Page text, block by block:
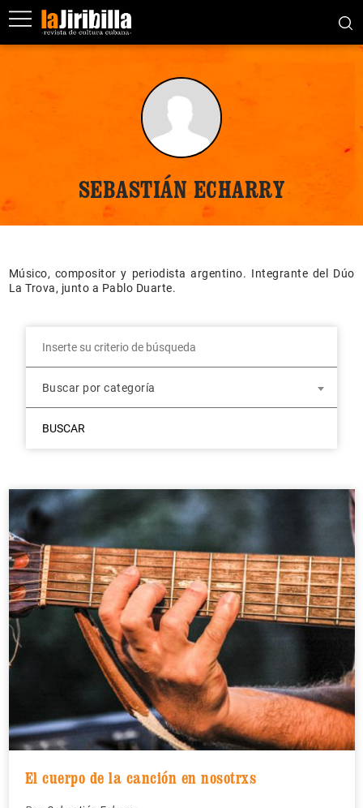
SEBASTIÁN ECHARRY
Músico, compositor y periodista argentino. Integrante del Dúo
La Trova, junto a Pablo Duarte.
Buscar por categoría
BUSCAR
El cuerpo de la canción en nosotrxs